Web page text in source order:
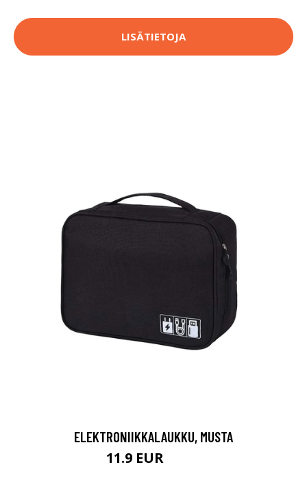
LISÄTIETOJA
ELEKTRONIIKKALAUKKU, MUSTA
11.9 EUR